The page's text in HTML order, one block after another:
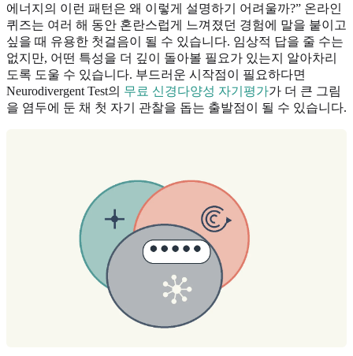
에너지의 이런 패턴은 왜 이렇게 설명하기 어려울까?” 온라인
퀴즈는 여러 해 동안 혼란스럽게 느껴졌던 경험에 말을 붙이고
싶을 때 유용한 첫걸음이 될 수 있습니다. 임상적 답을 줄 수는
없지만, 어떤 특성을 더 깊이 돌아볼 필요가 있는지 알아차리
도록 도울 수 있습니다. 부드러운 시작점이 필요하다면
Neurodivergent Test의 무료 신경다양성 자기평가가 더 큰 그림
을 염두에 둔 채 첫 자기 관찰을 돕는 출발점이 될 수 있습니다.